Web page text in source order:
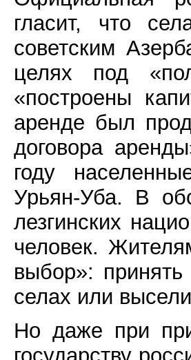
гласит, что
советским
целях под
«построены
аренде был
договора
году
Урьян-Уба. В
лезгинских
человек.
выбор»:
селах или
Но даже при